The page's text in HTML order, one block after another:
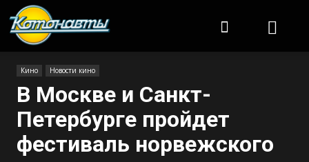
Кино Новости кино
В Москве и Санкт-
Петербурге пройдет
фестиваль норвежского